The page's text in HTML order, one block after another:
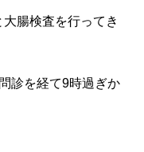
腸検査を行ってき
診を経て9時過ぎか